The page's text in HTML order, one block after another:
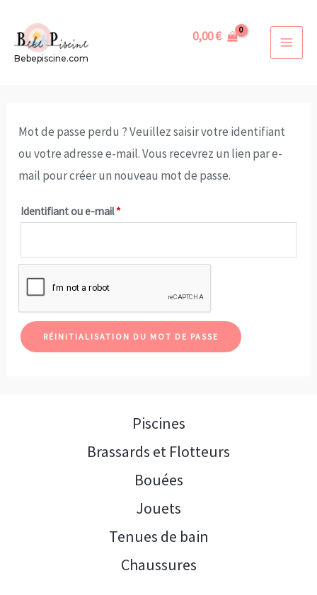
contenu
Bebepiscine.com
0,00€
Mot de passe perdu ? Veuillez saisir votre identifiant
ou votre adresse e-mail. Vous recevrez un lien par e-
mail pour créer un nouveau mot de passe.
Identifiant ou e-mail*Obligatoire
RÉINITIALISATION DU MOT DE PASSE
Piscines
Brassards et Flotteurs
Bouées
Jouets
Tenues de bain
Chaussures